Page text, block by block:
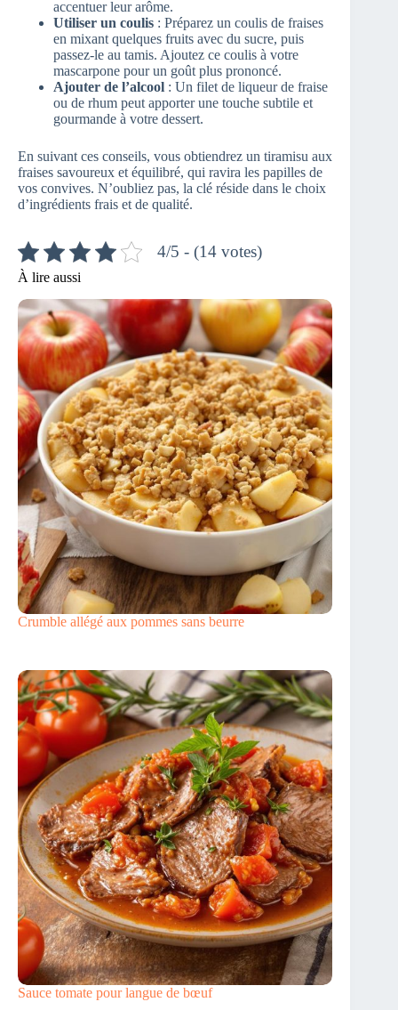
accentuer leur arôme.
Utiliser un coulis : Préparez un coulis de fraises
en mixant quelques fruits avec du sucre, puis
passez-le au tamis. Ajoutez ce coulis à votre
mascarpone pour un goût plus prononcé.
Ajouter de l’alcool : Un filet de liqueur de fraise
ou de rhum peut apporter une touche subtile et
gourmande à votre dessert.
En suivant ces conseils, vous obtiendrez un tiramisu aux
fraises savoureux et équilibré, qui ravira les papilles de
vos convives. N’oubliez pas, la clé réside dans le choix
d’ingrédients frais et de qualité.
4/5 - (14 votes)
À lire aussi
Crumble allégé aux pommes sans beurre
Sauce tomate pour langue de bœuf